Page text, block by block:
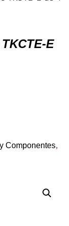
E
Componentes,